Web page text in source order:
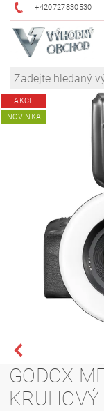
+420727830530
AKCE
NOVINKA
GODOX
KRUHOVÝ